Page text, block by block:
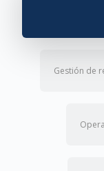
Gestión de